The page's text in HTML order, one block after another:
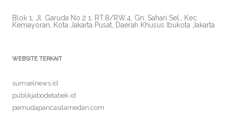
Blok 1, Jl. Garuda No.2 1, RT.8/RW.4, Gn. Sahari Sel., Kec.
Kemayoran, Kota Jakarta Pusat, Daerah Khusus Ibukota Jakarta
WEBSITE TERKAIT
sumselnews.id
publikjabodetabek.id
pemudapancasilamedan.com